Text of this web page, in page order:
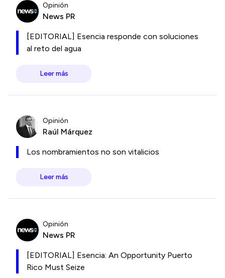
Opinión
News PR
[EDITORIAL] Esencia responde con soluciones
al reto del agua
Leer más
Opinión
Raúl Márquez
Los nombramientos no son vitalicios
Leer más
Opinión
News PR
[EDITORIAL] Esencia: An Opportunity Puerto
Rico Must Seize